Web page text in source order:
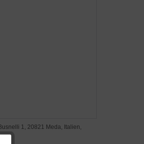
1, 20821 Meda, Italien,